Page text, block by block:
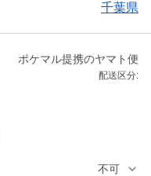
千葉県
ポケマル提携のヤマト便
配送区分:
不可